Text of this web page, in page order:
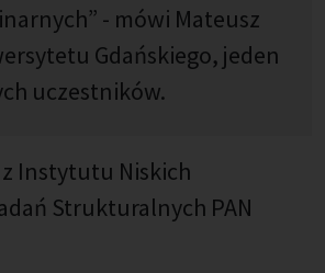
- mówi Mateusz
Gdańskiego, jeden
uczestników.
z Instytutu Niskich
Strukturalnych PAN